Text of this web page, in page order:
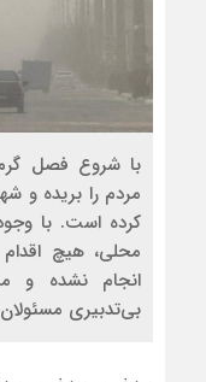
با شروع فصل
مردم را بریده و
کرده است. با
محلی، هیچ اقدام
انجام نشده و
بی‌تدبیری